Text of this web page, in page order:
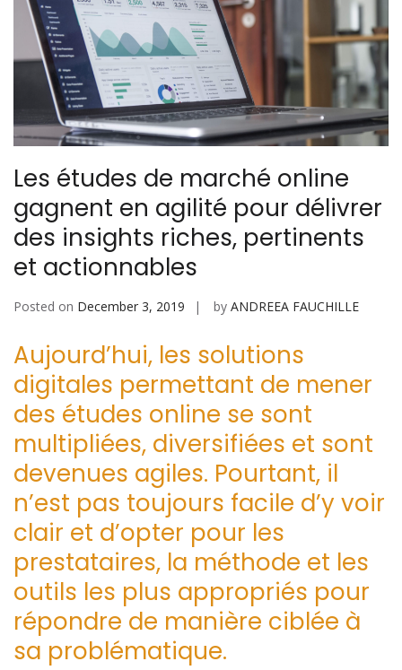
Les études de marché online
gagnent en agilité pour délivrer
des insights riches, pertinents
et actionnables
Posted on December 3, 2019 by ANDREEA FAUCHILLE
Aujourd’hui, les solutions
digitales permettant de mener
des études online se sont
multipliées, diversifiées et sont
devenues agiles. Pourtant, il
n’est pas toujours facile d’y voir
clair et d’opter pour les
prestataires, la méthode et les
outils les plus appropriés pour
répondre de manière ciblée à
sa problématique.